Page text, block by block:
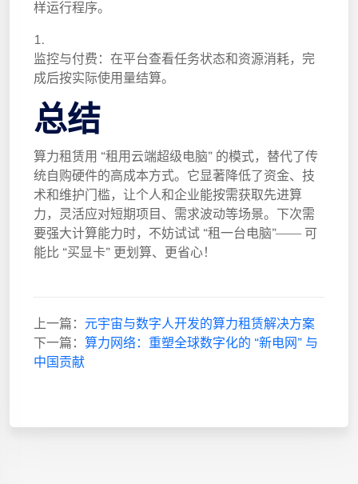
样运行程序。
监控与付费：在平台查看任务状态和资源消耗，完
成后按实际使用量结算。
总结
算力租赁用 “租用云端超级电脑” 的模式，替代了传
统自购硬件的高成本方式。它显著降低了资金、技
术和维护门槛，让个人和企业能按需获取先进算
力，灵活应对短期项目、需求波动等场景。下次需
要强大计算能力时，不妨试试 “租一台电脑”—— 可
能比 “买显卡” 更划算、更省心！
上一篇： 元宇宙与数字人开发的算力租赁解决方案
下一篇： 算力网络：重塑全球数字化的 “新电网” 与
中国贡献